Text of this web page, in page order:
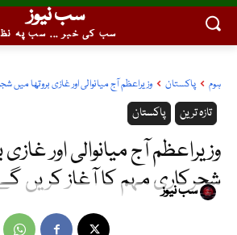
سب نیوز
سب کی خبر ... سب پہ
ہوم پاکستان وزیراعظم آج میانوالی اور غازی بروتھا میں
پاکستان تازہ ترین
وزیراعظم آج میانوالی اور غازی
شجرکاری مہم کا آغاز کریں
سب نیوز